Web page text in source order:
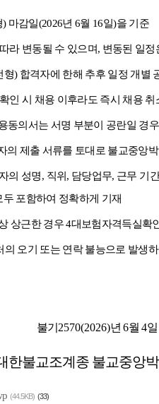
) 마감일(2026년6월 16일)을 기준
라 변동될 수 있으며, 변동된 일정
형) 합격자에 한해 추후 일정 개별
인 시 채용 이후라도 즉시 채용 취
동의서는 서명 부분이 공란일 경
의 제출 서류를 토대로 불교중앙
의 성명, 직위 , 담당업무, 근무 기간
포함하여 정확하게 기재
상근한 경우4대보험자격득실확
의 오기 또는 연락 불능으로 발생
불기 2570(2026)년 6월 4일
한불교조계종 불교중앙
(44.5KB) (33)